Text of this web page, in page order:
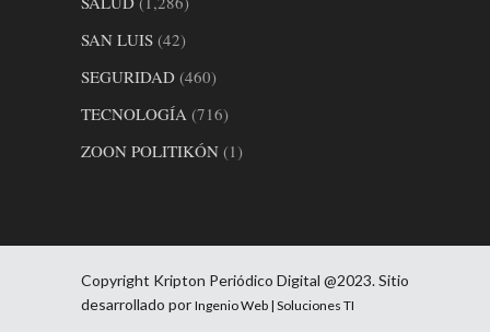
SAN LUIS (42)
SEGURIDAD (460)
TECNOLOGÍA (716)
ZOON POLITIKÓN (1)
Copyright Kripton Periódico Digital @2023. Sitio
desarrollado por Ingenio Web | Soluciones TI